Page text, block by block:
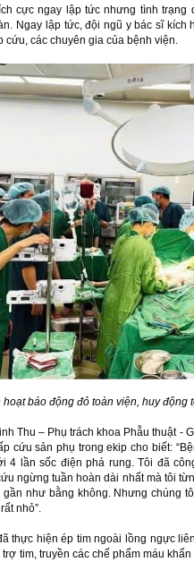
cực ngay lập tức nhưng tình trạng
Ngay lập tức, đội ngũ y bác sĩ kích
cứu, các chuyên gia của bệnh viện.
hoạt báo động đỏ toàn viện, huy
Thu – Phụ trách khoa Phẫu thuật -
cứu sản phụ trong ekip cho biết:
4 lần sốc điện phá rung. Tôi đã
ngừng tuần hoàn dài nhất mà tôi
gần như bằng không. Nhưng chúng
nhỏ”.
thực hiện ép tim ngoài lồng ngực
tim, truyền các chế phẩm máu